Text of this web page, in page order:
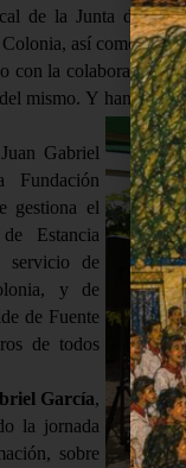
de la Junta de
así como una
con la colaboración
mismo. Y han
Gabriel
Fundación
gestiona el
Estancia
servicio de
y de
de Fuente
de todos
García,
la jornada
sobre